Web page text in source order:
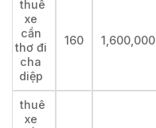
thuê
xe
cần
thơ đi
cha
diệp
160 1,600,000
thuê
xe